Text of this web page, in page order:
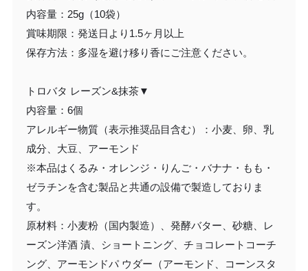
内容量：25g（10袋）
賞味期限：発送日より1.5ヶ月以上
保存方法：多湿を避け移り香にご注意ください。
トロバタ レーズン&抹茶▼
内容量：6個
アレルギー物質（表示推奨品目含む）：小麦、卵、乳
成分、大豆、アーモンド
※本品はくるみ・オレンジ・りんご・バナナ・もも・
ゼラチンを含む製品と共通の設備で製造しておりま
す。
原材料：小麦粉（国内製造）、発酵バター、砂糖、レ
ーズン洋酒 漬、ショートニング、チョコレートコーチ
ング、アーモンドパ ウダー（アーモンド、コーンスタ